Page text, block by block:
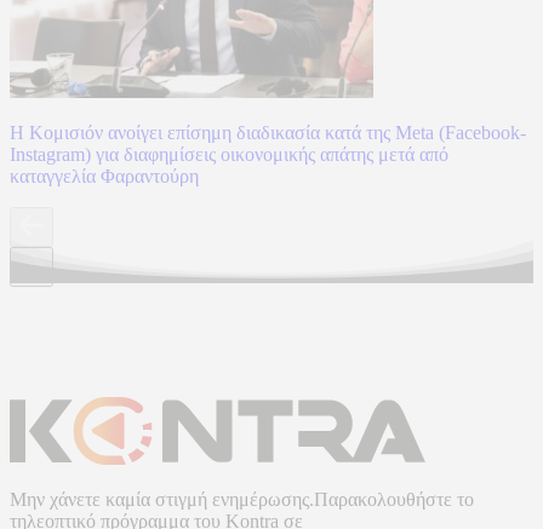
Η Κομισιόν ανοίγει επίσημη διαδικασία κατά της Meta (Facebook-
Instagram) για διαφημίσεις οικονομικής απάτης μετά από
καταγγελία Φαραντούρη
Μην χάνετε καμία στιγμή ενημέρωσης.Παρακολουθήστε το
τηλεοπτικό πρόγραμμα του Kontra σε